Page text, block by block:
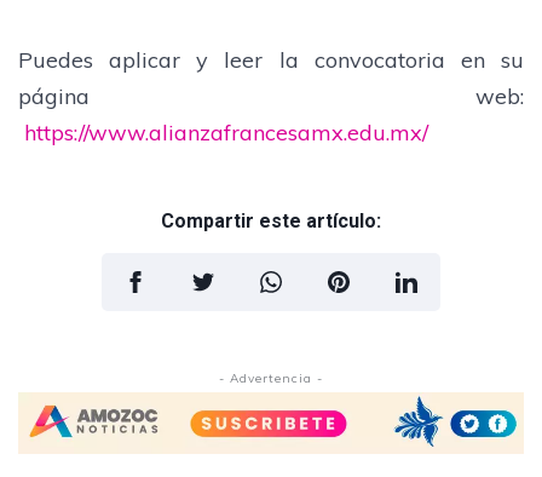
Puedes aplicar y leer la convocatoria en su
página web:
https://www.alianzafrancesamx.edu.mx/
Compartir este artículo:
- Advertencia -